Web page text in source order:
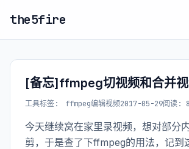
the5fire
[备忘]ffmpeg切视频和合并
工具标签: ffmpeg编辑视频2017-05-29阅读:
今天继续窝在家里录视频，想对部分
剪，于是查了下ffmpeg的用法，记到